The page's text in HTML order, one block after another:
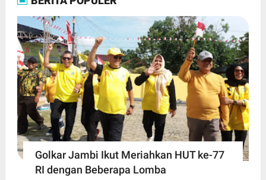
Golkar Jambi Ikut Meriahkan HUT ke-77
RI dengan Beberapa Lomba